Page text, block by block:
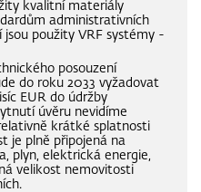
kvalitní materiály
administrativních
jsou použity VRF systémy -
posouzení
do roku 2033 vyžadovat
EUR do údržby
úvěru nevidíme
krátké splatnosti
je plně připojená na
plyn, elektrická energie,
velikost nemovitosti